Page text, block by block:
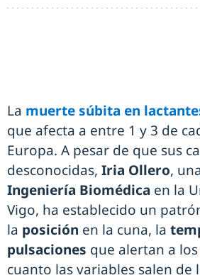
La muerte súbita en
que afecta a entre 1 y 3 de
Europa. A pesar de que sus
desconocidas, Iria Ollero,
Ingeniería Biomédica en la
Vigo, ha establecido un
la posición en la cuna, la
pulsaciones que alertan a
cuanto las variables salen de